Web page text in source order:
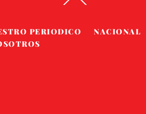
To
PERIODICO NACIONAL